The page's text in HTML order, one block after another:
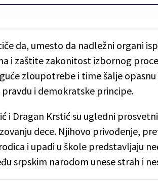
da, umesto da nadležni organi
i zaštite zakonitost izbornog
zloupotrebe i time šalje
pravdu i demokratske principe.
i Dragan Krstić su ugledni
dece. Njihovo privođenje,
i upadi u škole predstavljaju
srpskim narodom unese strah i